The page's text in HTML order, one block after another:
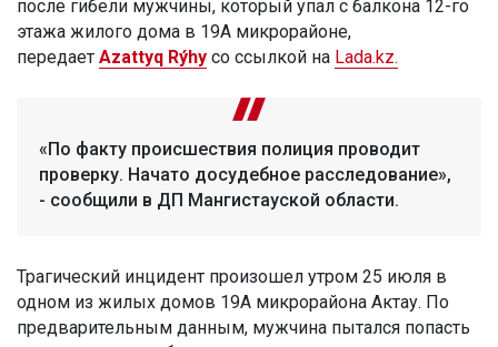
после гибели мужчины, который упал с балкона 12-го
этажа жилого дома в 19А микрорайоне,
передает Azattyq Rýhy со ссылкой на Lada.kz.
«По факту происшествия полиция проводит
проверку. Начато досудебное расследование»,
- сообщили в ДП Мангистауской области.
Трагический инцидент произошел утром 25 июля в
одном из жилых домов 19А микрорайона Актау. По
предварительным данным, мужчина пытался попасть